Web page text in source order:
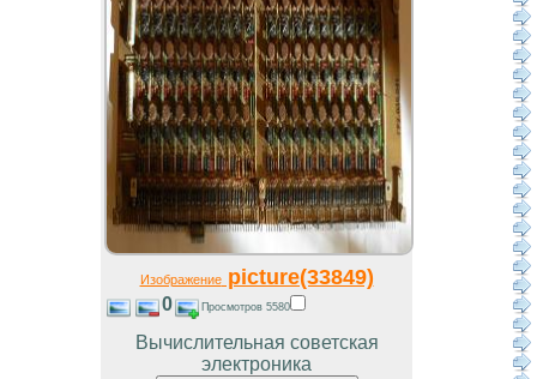
Изображениеpicture(33849)
0 Просмотров 5580
Вычислительная советская
электроника